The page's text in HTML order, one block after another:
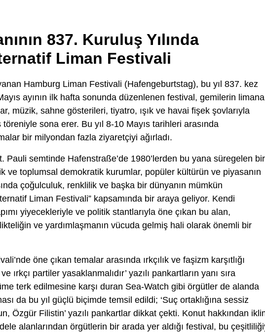
837. Kuruluş Yılında
Liman Festivali
Hamburg Liman Festivali (Hafengeburtstag), bu yıl 837. kez
ayının ilk hafta sonunda düzenlenen festival, gemilerin limana
müzik, sahne gösterileri, tiyatro, ışık ve havai fişek şovlarıyla
töreniyle sona erer. Bu yıl 8-10 Mayıs tarihleri arasında
bir milyondan fazla ziyaretçiyi ağırladı.
Pauli semtinde Hafenstraße’de 1980’lerden bu yana süregelen bir
ve toplumsal demokratik kurumlar, popüler kültürün ve piyasanın
çoğulculuk, renklilik ve başka bir dünyanın mümkün
Liman Festivali” kapsamında bir araya geliyor. Kendi
yiyecekleriyle ve politik stantlarıyla öne çıkan bu alan,
ve yardımlaşmanın vücuda gelmiş hali olarak önemli bir
öne çıkan temalar arasında ırkçılık ve faşizm karşıtlığı
ırkçı partiler yasaklanmalıdır’ yazılı pankartların yanı sıra
terk edilmesine karşı duran Sea-Watch gibi örgütler de alanda
da bu yıl güçlü biçimde temsil edildi; ‘Suç ortaklığına sessiz
Özgür Filistin’ yazılı pankartlar dikkat çekti. Konut hakkından
alanlarından örgütlerin bir arada yer aldığı festival, bu